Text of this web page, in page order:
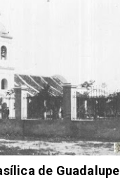
de Guadalupe